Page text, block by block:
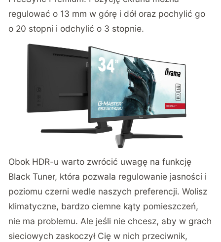
regulować o 13 mm w górę i dół oraz pochylić go
o 20 stopni i odchylić o 3 stopnie.
Obok HDR-u warto zwrócić uwagę na funkcję
Black Tuner, która pozwala regulowanie jasności i
poziomu czerni wedle naszych preferencji. Wolisz
klimatyczne, bardzo ciemne kąty pomieszczeń,
nie ma problemu. Ale jeśli nie chcesz, aby w grach
sieciowych zaskoczył Cię w nich przeciwnik,